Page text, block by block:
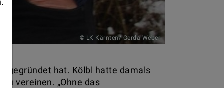
© LK Kärnten/ Gerda Weber
gegründet hat. Kölbl hatte damals
vereinen. „Ohne das